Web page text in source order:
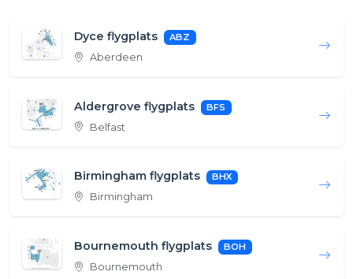
Dyce flygplats ABZ
Aberdeen
Aldergrove flygplats BFS
Belfast
Birmingham flygplats BHX
Birmingham
Bournemouth flygplats BOH
Bournemouth